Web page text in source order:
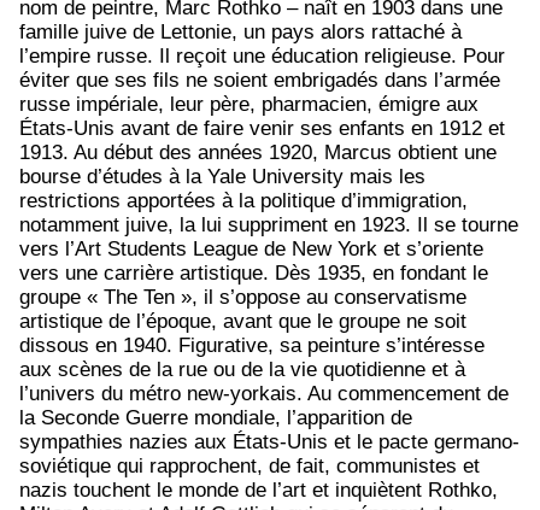
nom de peintre, Marc Rothko – naît en 1903 dans une
famille juive de Lettonie, un pays alors rattaché à
l’empire russe. Il reçoit une éducation religieuse. Pour
éviter que ses fils ne soient embrigadés dans l’armée
russe impériale, leur père, pharmacien, émigre aux
États-Unis avant de faire venir ses enfants en 1912 et
1913. Au début des années 1920, Marcus obtient une
bourse d’études à la Yale University mais les
restrictions apportées à la politique d’immigration,
notamment juive, la lui suppriment en 1923. Il se tourne
vers l’Art Students League de New York et s’oriente
vers une carrière artistique. Dès 1935, en fondant le
groupe « The Ten », il s’oppose au conservatisme
artistique de l’époque, avant que le groupe ne soit
dissous en 1940. Figurative, sa peinture s’intéresse
aux scènes de la rue ou de la vie quotidienne et à
l’univers du métro new-yorkais. Au commencement de
la Seconde Guerre mondiale, l’apparition de
sympathies nazies aux États-Unis et le pacte germano-
soviétique qui rapprochent, de fait, communistes et
nazis touchent le monde de l’art et inquiètent Rothko,